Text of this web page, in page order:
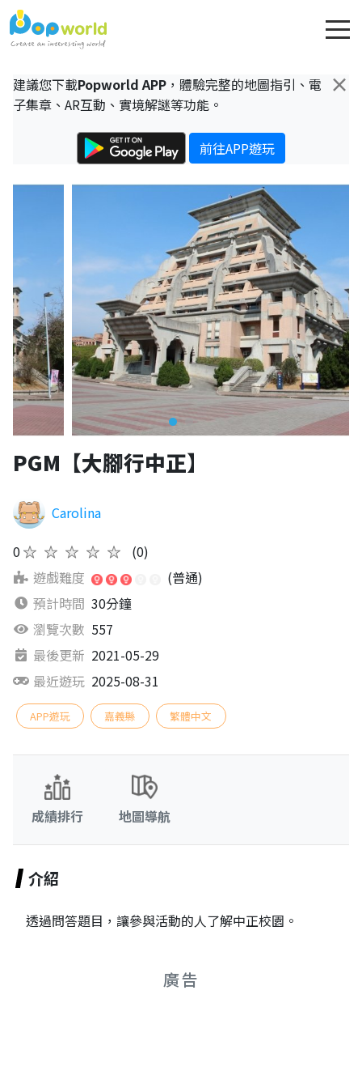
×
建議您下載Popworld APP ，體驗完整的地圖指引、電
子集章、AR互動、實境解謎等功能。
前往APP遊玩
PGM【大腳行中正】
Carolina
0★★★★★
(0)
遊戲難度
(普通)
預計時間 30分鐘
瀏覽次數 557
最後更新 2021-05-29
最近遊玩 2025-08-31
APP遊玩 嘉義縣 繁體中文
成績排行 地圖導航
介紹
透過問答題目，讓參與活動的人了解中正校園。
廣告